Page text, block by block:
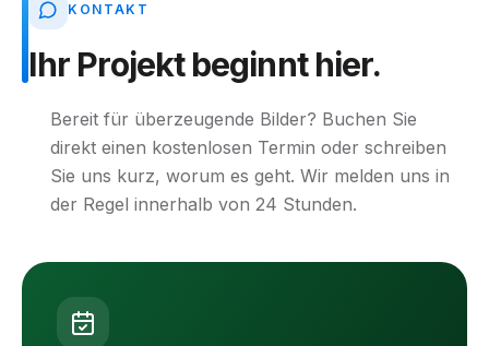
KONTAKT
Ihr Projekt beginnt hier.
Bereit für überzeugende Bilder? Buchen Sie
direkt einen kostenlosen Termin oder schreiben
Sie uns kurz, worum es geht. Wir melden uns in
der Regel innerhalb von 24 Stunden.